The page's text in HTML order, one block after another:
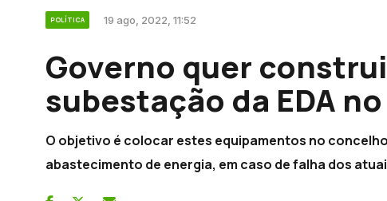
POLÍTICA 19 ago, 2022, 11:52
Governo quer
subestação da EDA
O objetivo é colocar estes equipamentos no
abastecimento de energia, em caso de falha dos